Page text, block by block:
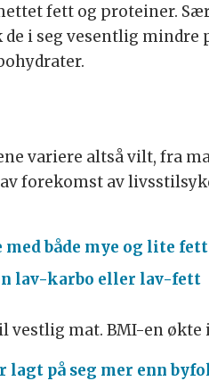
fett og proteiner.
i seg vesentlig
variere altså vilt, fra
forekomst av
både mye og lite fett
lav-karbo eller lav-fett
vestlig mat. BMI-en økte
lagt på seg mer enn